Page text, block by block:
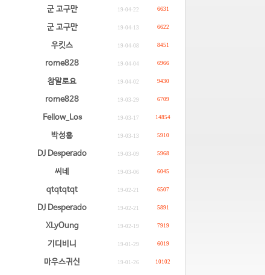
군 고구만 19-04-22 6631
군 고구만 19-04-13 6622
우킷스 19-04-08 8451
rome828 19-04-04 6966
참말로요 19-04-02 9430
rome828 19-03-29 6709
Fellow_Los 19-03-17 14854
박성홍 19-03-13 5910
DJ Desperado 19-03-09 5968
씨네 19-03-06 6045
qtqtqtqt 19-02-21 6507
DJ Desperado 19-02-21 5891
XLyOung 19-02-19 7919
기디비니 19-01-29 6019
마우스귀신 19-01-26 10102